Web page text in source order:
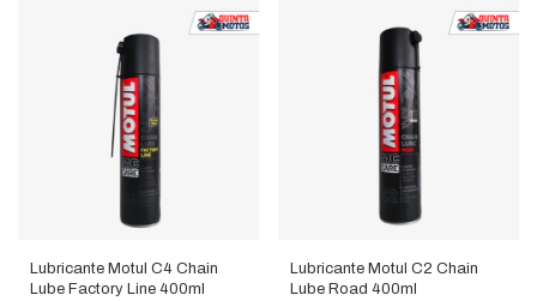
Lubricante Motul C4 Chain
Lube Factory Line 400ml
Lubricante Motul C2 Chain
Lube Road 400ml